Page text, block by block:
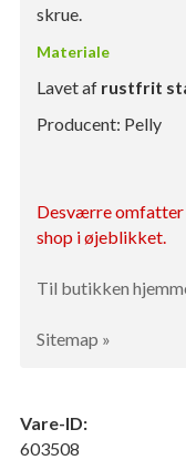
skrue.
Materiale
Lavet af rustfrit
Producent: Pelly
Desværre omfatter
shop i øjeblikket.
Til butikken
Sitemap »
Vare-ID:
603508